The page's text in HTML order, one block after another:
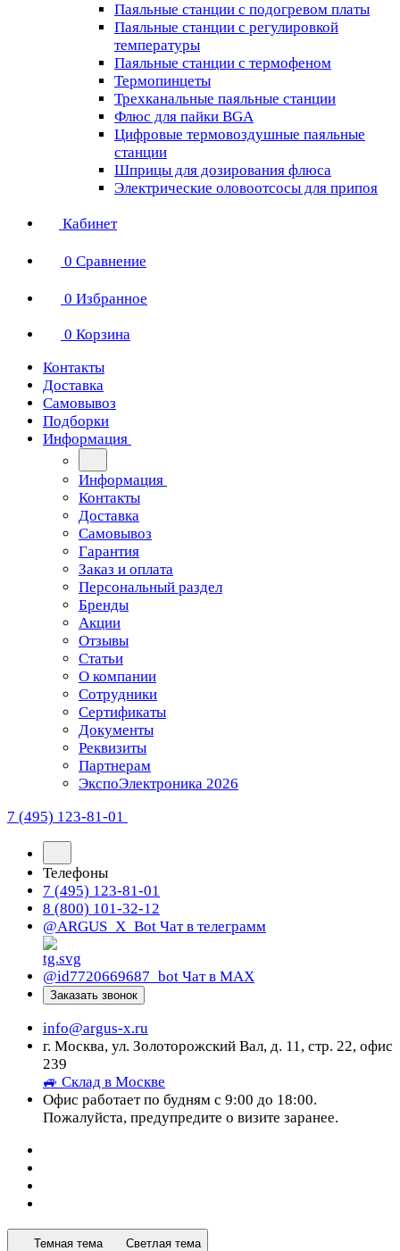
Паяльные станции с подогревом платы
Паяльные станции с регулировкой
температуры
Паяльные станции с термофеном
Термопинцеты
Трехканальные паяльные станции
Флюс для пайки BGA
Цифровые термовоздушные паяльные
станции
Шприцы для дозирования флюса
Электрические оловоотсосы для припоя
Кабинет
0 Сравнение
0 Избранное
0 Корзина
Контакты
Доставка
Самовывоз
Подборки
Информация
Информация
Контакты
Доставка
Самовывоз
Гарантия
Заказ и оплата
Персональный раздел
Бренды
Акции
Отзывы
Статьи
О компании
Сотрудники
Сертификаты
Документы
Реквизиты
Партнерам
ЭкспоЭлектроника 2026
7 (495) 123-81-01
Телефоны
7 (495) 123-81-01
8 (800) 101-32-12
@ARGUS_X_Bot Чат в телеграмм
@id7720669687_bot Чат в МАХ
Заказать звонок
info@argus-x.ru
г. Москва, ул. Золоторожский Вал, д. 11, стр. 22, офис
239
🚙 Склад в Москве
Офис работает по будням с 9:00 до 18:00.
Пожалуйста, предупредите о визите заранее.
Темная тема Светлая тема